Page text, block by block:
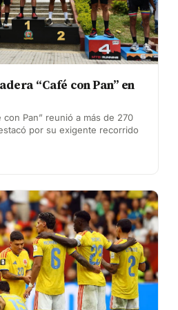
“Café con Pan” en
con Pan” reunió a más de 270
por su exigente recorrido